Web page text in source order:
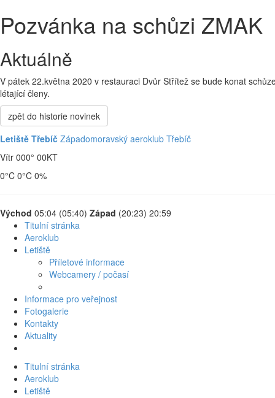
Pozvánka na schůzi ZMAK
Aktuálně
V pátek 22.května 2020 v restauraci Dvůr Střítež se bude konat
létající členy.
zpět do historie novinek
Letiště Třebíč Západomoravský aeroklub Třebíč
Vítr 000° 00KT
0°C 0°C 0%
Východ 05:04 (05:40) Západ (20:23) 20:59
Titulní stránka
Aeroklub
Letiště
Příletové informace
Webcamery / počasí
Informace pro veřejnost
Fotogalerie
Kontakty
Aktuality
Titulní stránka
Aeroklub
Letiště